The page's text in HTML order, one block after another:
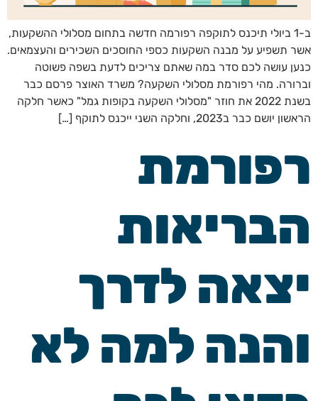
ב-1 ביולי תיכנס לתוקפה רפורמה חדשה בתחום מסלולי ההשקעות,
אשר תשפיע על מבנה השקעות כספי החוסכים השכירים והעצמאים.
כנען עושה לכם סדר במה שאתם צריכים לדעת בשפה פשוטה
וברורה. מהי רפורמת מסלולי השקעה? משרד האוצר פרסם כבר
בשנת 2022 את חוזר "מסלולי השקעה בקופות גמל" כאשר חלקה
הראשון יושם כבר ב2023, וחלקה השני ייכנס לתוקף […]
רפורמת
הבריאות
יצאה לדרך
והנה למה לא